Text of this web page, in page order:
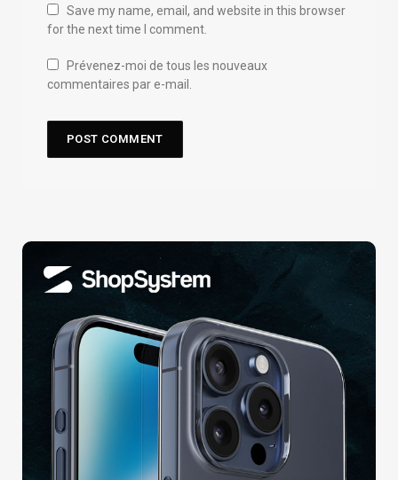
Save my name, email, and website in this browser
for the next time I comment.
Prévenez-moi de tous les nouveaux
commentaires par e-mail.